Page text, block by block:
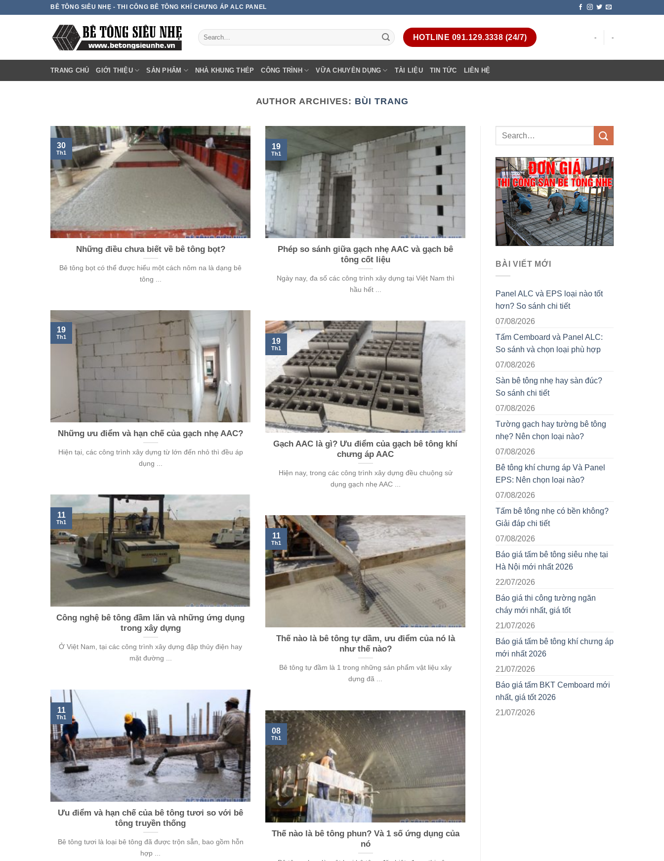
BÊ TÔNG SIÊU NHẸ - THI CÔNG BÊ TÔNG KHÍ CHƯNG ÁP ALC PANEL
HOTLINE 091.129.3338 (24/7) - -
TRANG CHỦ GIỚI THIỆU SẢN PHẨM NHÀ KHUNG THÉP CÔNG TRÌNH VỮA CHUYÊN DỤNG TÀI LIỆU TIN TỨC LIÊN HỆ
AUTHOR ARCHIVES: BÙI TRANG
Những điều chưa biết về bê tông bọt?
Bê tông bọt có thể được hiểu một cách nôm na là dạng bê
tông ...
30
Th1
Phép so sánh giữa gạch nhẹ AAC và gạch bê
tông cốt liệu
Ngày nay, đa số các công trình xây dựng tại Việt Nam thì
hầu hết ...
19
Th1
Những ưu điểm và hạn chế của gạch nhẹ AAC?
Hiện tại, các công trình xây dựng từ lớn đến nhỏ thì đều áp
dụng ...
19
Th1
Gạch AAC là gì? Ưu điểm của gạch bê tông khí
chưng áp AAC
Hiện nay, trong các công trình xây dựng đều chuộng sử
dụng gạch nhẹ AAC ...
19
Th1
Công nghệ bê tông đầm lăn và những ứng dụng
trong xây dựng
Ở Việt Nam, tại các công trình xây dựng đập thủy điện hay
mặt đường ...
11
Th1
Thế nào là bê tông tự dầm, ưu điểm của nó là
như thế nào?
Bê tông tự đầm là 1 trong những sản phẩm vật liệu xây
dựng đã ...
11
Th1
Ưu điểm và hạn chế của bê tông tươi so với bê
tông truyền thống
Bê tông tươi là loại bê tông đã được trộn sẵn, bao gồm hỗn
hợp ...
11
Th1
Thế nào là bê tông phun? Và 1 số ứng dụng của
nó
08
Th1
BÀI VIẾT MỚI
Panel ALC và EPS loại nào tốt
hơn? So sánh chi tiết
07/08/2026
Tấm Cemboard và Panel ALC:
So sánh và chọn loại phù hợp
07/08/2026
Sàn bê tông nhẹ hay sàn đúc?
So sánh chi tiết
07/08/2026
Tường gạch hay tường bê tông
nhẹ? Nên chọn loại nào?
07/08/2026
Bê tông khí chưng áp Và Panel
EPS: Nên chọn loại nào?
07/08/2026
Tấm bê tông nhẹ có bền không?
Giải đáp chi tiết
07/08/2026
Báo giá tấm bê tông siêu nhẹ tại
Hà Nội mới nhất 2026
22/07/2026
Báo giá thi công tường ngăn
cháy mới nhất, giá tốt
21/07/2026
Báo giá tấm bê tông khí chưng áp
mới nhất 2026
21/07/2026
Báo giá tấm BKT Cemboard mới
nhất, giá tốt 2026
21/07/2026